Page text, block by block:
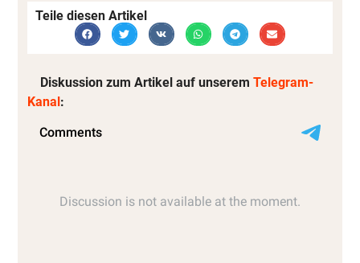
Teile diesen Artikel
Diskussion zum Artikel auf unserem Telegram-
Kanal :